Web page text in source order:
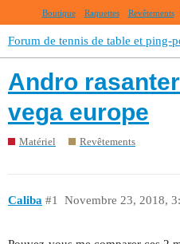
Boutique Raquettes Revêtements
Forum de tennis de table et ping-
Andro
vega europe
Matériel Revêtements
Caliba Novembre 23, 2018,
#1